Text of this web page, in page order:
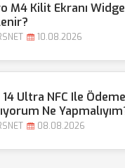
M4 Kilit Ekranı
10.08.2026
Ultra NFC Ile Ödeme
Ne
08.08.2026